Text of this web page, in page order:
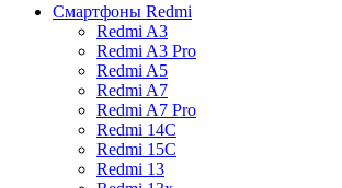
Смартфоны Redmi
Redmi A3
Redmi A3 Pro
Redmi A5
Redmi A7
Redmi A7 Pro
Redmi 14C
Redmi 15C
Redmi 13